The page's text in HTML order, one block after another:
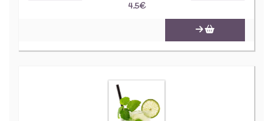
4.5€